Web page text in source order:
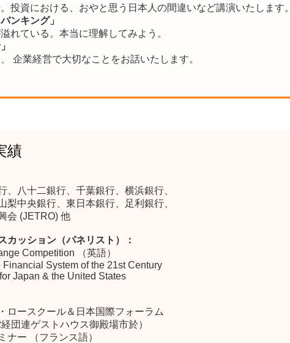
投資における、おやと思う日本人の間違いなど講演いたします。
ンキング」
れている。本当に理解してみよう。
企業経営で大切なことをお話いたします。
績
、八十二銀行、千葉銀行、横浜銀行、
梨中央銀行、東日本銀行、足利銀行、
会 (JETRO) 他
カッション（パネリスト）：
Competition （英語）
Financial System of the 21st Century
Japan & the United States
ロースクール＆日本国際フォーラム
経団連ゲストハウス御殿場市於）
ナー （フランス語）